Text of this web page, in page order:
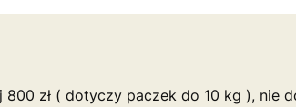
zł ( dotyczy paczek do 10 kg ), nie